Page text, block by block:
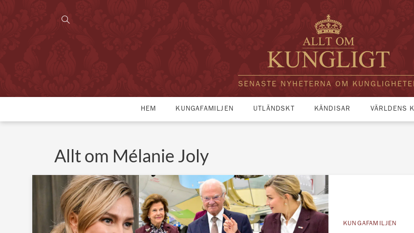
SENASTE NYHETERNA OM
HEM KUNGAFAMILJEN UTLÄNDSKT KÄNDISAR VÄRLDENS
Allt om Mélanie Joly
KUNGAFAMILJEN